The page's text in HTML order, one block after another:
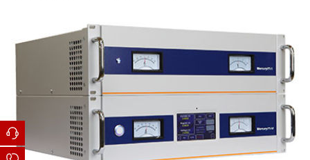
Nature Communication 15.1 (2024): 2888.
4. Tanttu, Tuomo, et al. "Assessment of the errors of high-fidelity
two-qubit gates in silicon quantum dots." Nature Physics 20.11
(2024): 1804-1809.
5. Lee, Gil-Ho, et al. "Ultimately short ballistic vertical graphene
Josephson junctions." Nature Communication 6 (2015): 6181.
6. Cichorek, T., et al. "Detection of relativistic fermions in Weyl
semimetal TaAs by magnetostriction measurements." Nature
Communication 13.1 (2022): 3868.